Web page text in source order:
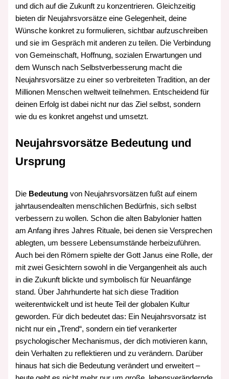
und dich auf die Zukunft zu konzentrieren. Gleichzeitig
bieten dir Neujahrsvorsätze eine Gelegenheit, deine
Wünsche konkret zu formulieren, sichtbar aufzuschreiben
und sie im Gespräch mit anderen zu teilen. Die Verbindung
von Gemeinschaft, Hoffnung, sozialen Erwartungen und
dem Wunsch nach Selbstverbesserung macht die
Neujahrsvorsätze zu einer so verbreiteten Tradition, an der
Millionen Menschen weltweit teilnehmen. Entscheidend für
deinen Erfolg ist dabei nicht nur das Ziel selbst, sondern
wie du es konkret angehst und umsetzt.
Neujahrsvorsätze Bedeutung und
Ursprung
Die Bedeutung von Neujahrsvorsätzen fußt auf einem
jahrtausendealten menschlichen Bedürfnis, sich selbst
verbessern zu wollen. Schon die alten Babylonier hatten
am Anfang ihres Jahres Rituale, bei denen sie Versprechen
ablegten, um bessere Lebensumstände herbeizuführen.
Auch bei den Römern spielte der Gott Janus eine Rolle, der
mit zwei Gesichtern sowohl in die Vergangenheit als auch
in die Zukunft blickte und symbolisch für Neuanfänge
stand. Über Jahrhunderte hat sich diese Tradition
weiterentwickelt und ist heute Teil der globalen Kultur
geworden. Für dich bedeutet das: Ein Neujahrsvorsatz ist
nicht nur ein „Trend“, sondern ein tief verankerter
psychologischer Mechanismus, der dich motivieren kann,
dein Verhalten zu reflektieren und zu verändern. Darüber
hinaus hat sich die Bedeutung verändert und erweitert –